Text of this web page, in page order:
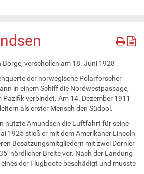
verschollen am 18. Juni 1928
der norwegische Polarforscher
in einem Schiff die Nordwestpassage,
verbindet. Am 14. Dezember 1911
als erster Mensch den Südpol.
nutzte Amundsen die Luftfahrt für seine
1925 stieß er mit dem Amerikaner Lincoln
Besatzungsmitgliedern mit zwei Dornier
nördlicher Breite vor. Nach der Landung
der Flugboote beschädigt und musste